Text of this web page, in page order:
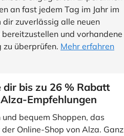
an fast jedem Tag im Jahr im
dir zuverlässig alle neuen
bereitzustellen und vorhandene
zu überprüfen. Mehr erfahren
dir bis zu 26 % Rabatt
Empfehlungen
und bequem Shoppen, das
Online-Shop von Alza. Ganz